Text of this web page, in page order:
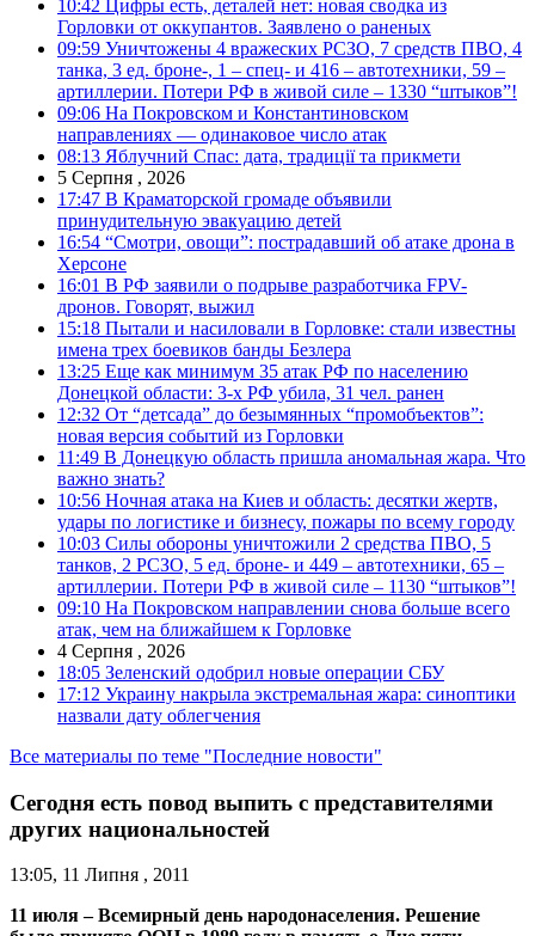
10:42 Цифры есть, деталей нет: новая сводка из
Горловки от оккупантов. Заявлено о раненых
09:59 Уничтожены 4 вражеских РСЗО, 7 средств ПВО, 4
танка, 3 ед. броне-, 1 – спец- и 416 – автотехники, 59 –
артиллерии. Потери РФ в живой силе – 1330 “штыков”!
09:06 На Покровском и Константиновском
направлениях — одинаковое число атак
08:13 Яблучний Спас: дата, традиції та прикмети
5 Серпня , 2026
17:47 В Краматорской громаде объявили
принудительную эвакуацию детей
16:54 “Смотри, овощи”: пострадавший об атаке дрона в
Херсоне
16:01 В РФ заявили о подрыве разработчика FPV-
дронов. Говорят, выжил
15:18 Пытали и насиловали в Горловке: стали известны
имена трех боевиков банды Безлера
13:25 Еще как минимум 35 атак РФ по населению
Донецкой области: 3-х РФ убила, 31 чел. ранен
12:32 От “детсада” до безымянных “промобъектов”:
новая версия событий из Горловки
11:49 В Донецкую область пришла аномальная жара. Что
важно знать?
10:56 Ночная атака на Киев и область: десятки жертв,
удары по логистике и бизнесу, пожары по всему городу
10:03 Силы обороны уничтожили 2 средства ПВО, 5
танков, 2 РСЗО, 5 ед. броне- и 449 – автотехники, 65 –
артиллерии. Потери РФ в живой силе – 1130 “штыков”!
09:10 На Покровском направлении снова больше всего
атак, чем на ближайшем к Горловке
4 Серпня , 2026
18:05 Зеленский одобрил новые операции СБУ
17:12 Украину накрыла экстремальная жара: синоптики
назвали дату облегчения
Все материалы по теме "Последние новости"
Сегодня есть повод выпить с представителями
других национальностей
13:05, 11 Липня , 2011
11 июля – Всемирный день народонаселения. Решение